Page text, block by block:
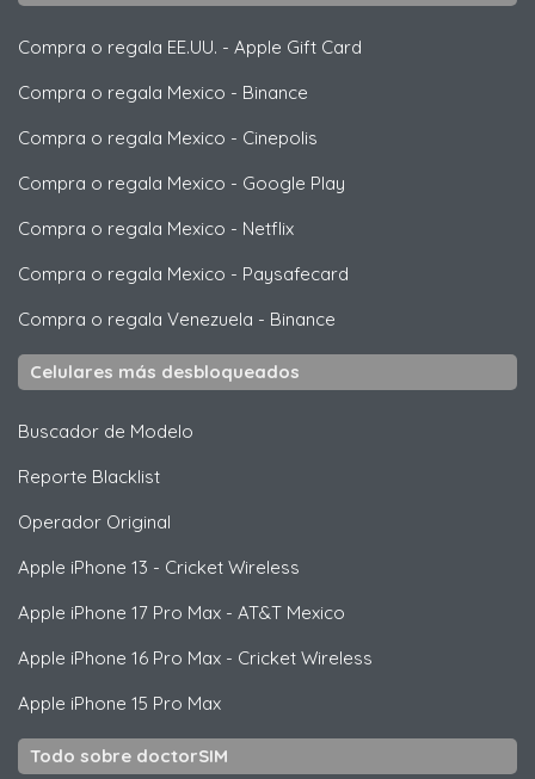
Compra o regala EE.UU. - Apple Gift Card
Compra o regala Mexico - Binance
Compra o regala Mexico - Cinepolis
Compra o regala Mexico - Google Play
Compra o regala Mexico - Netflix
Compra o regala Mexico - Paysafecard
Compra o regala Venezuela - Binance
Celulares más desbloqueados
Buscador de Modelo
Reporte Blacklist
Operador Original
Apple iPhone 13 - Cricket Wireless
Apple iPhone 17 Pro Max - AT&T Mexico
Apple iPhone 16 Pro Max - Cricket Wireless
Apple iPhone 15 Pro Max
Todo sobre doctorSIM